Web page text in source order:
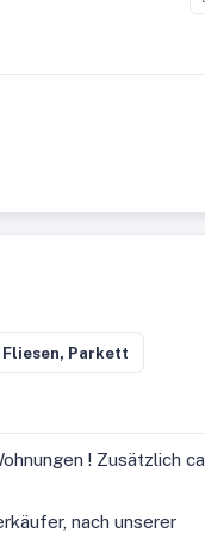
Fliesen, Parkett
! Zusätzlich ca
nach unserer